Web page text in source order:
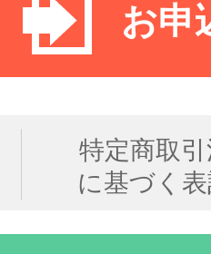
お申
特定商取
に基づく